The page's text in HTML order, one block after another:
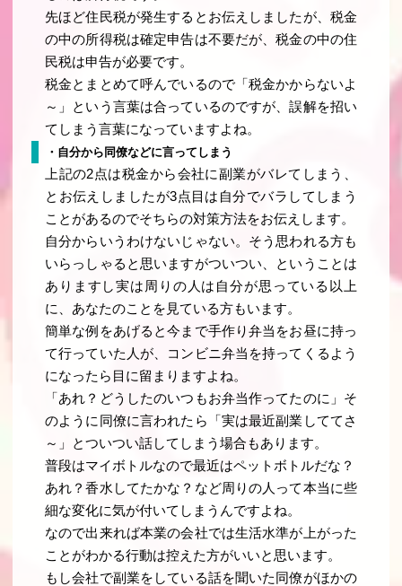
先ほど住民税が発生するとお伝えしましたが、税金
の中の所得税は確定申告は不要だが、税金の中の住
民税は申告が必要です。
税金とまとめて呼んでいるので「税金かからないよ
～」という言葉は合っているのですが、誤解を招い
てしまう言葉になっていますよね。
・自分から同僚などに言ってしまう
上記の2点は税金から会社に副業がバレてしまう、
とお伝えしましたが3点目は自分でバラしてしまう
ことがあるのでそちらの対策方法をお伝えします。
自分からいうわけないじゃない。そう思われる方も
いらっしゃると思いますがついつい、ということは
ありますし実は周りの人は自分が思っている以上
に、あなたのことを見ている方もいます。
簡単な例をあげると今まで手作り弁当をお昼に持っ
て行っていた人が、コンビニ弁当を持ってくるよう
になったら目に留まりますよね。
「あれ？どうしたのいつもお弁当作ってたのに」そ
のように同僚に言われたら「実は最近副業しててさ
～」とついつい話してしまう場合もあります。
普段はマイボトルなので最近はペットボトルだな？
あれ？香水してたかな？など周りの人って本当に些
細な変化に気が付いてしまうんですよね。
なので出来れば本業の会社では生活水準が上がった
ことがわかる行動は控えた方がいいと思います。
もし会社で副業をしている話を聞いた同僚がほかの